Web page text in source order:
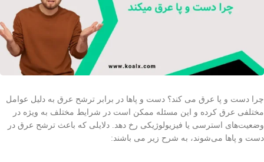
چرا دست و پا عرق می کند؟ دست و پاها در برابر ترشح عرق به دلیل عوامل
مختلفی عرق کرده و این مسئله ممکن است در شرایط مختلف به ویژه در
وضعیت‌های استرسی یا فیزیولوژیکی رخ دهد. دلایلی که باعث ترشح عرق در
دست و پاها می‌شوند، به شرح زیر می باشند: